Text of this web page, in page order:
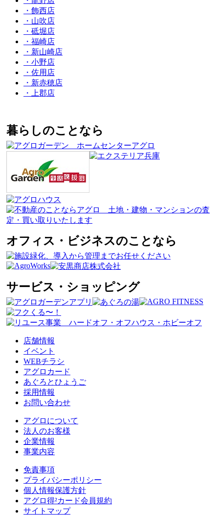
・飾西店
・山吹店
・砥堀店
・福崎店
・新山崎店
・小野店
・佐用店
・新赤穂店
・上郡店
暮らしのことなら
オフィス・ビジネスのことなら
サービス・ショッピング
店舗情報
イベント
WEBチラシ
アグロカード
あぐろとひょうご
採用情報
お問い合わせ
アグロについて
法人のお客様
企業情報
事業内容
免責事項
プライバシーポリシー
個人情報保護方針
アグロ得²カード会員規約
サイトマップ